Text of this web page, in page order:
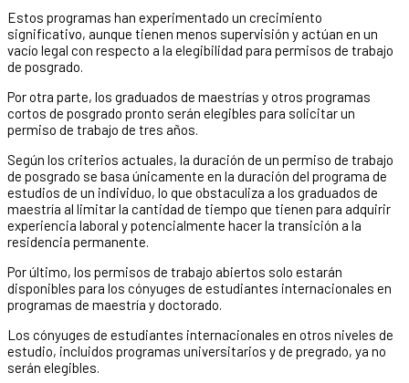
Estos programas han experimentado un crecimiento
significativo, aunque tienen menos supervisión y actúan en un
vacío legal con respecto a la elegibilidad para permisos de trabajo
de posgrado.
Por otra parte, los graduados de maestrías y otros programas
cortos de posgrado pronto serán elegibles para solicitar un
permiso de trabajo de tres años.
Según los criterios actuales, la duración de un permiso de trabajo
de posgrado se basa únicamente en la duración del programa de
estudios de un individuo, lo que obstaculiza a los graduados de
maestría al limitar la cantidad de tiempo que tienen para adquirir
experiencia laboral y potencialmente hacer la transición a la
residencia permanente.
Por último, los permisos de trabajo abiertos solo estarán
disponibles para los cónyuges de estudiantes internacionales en
programas de maestría y doctorado.
Los cónyuges de estudiantes internacionales en otros niveles de
estudio, incluidos programas universitarios y de pregrado, ya no
serán elegibles.